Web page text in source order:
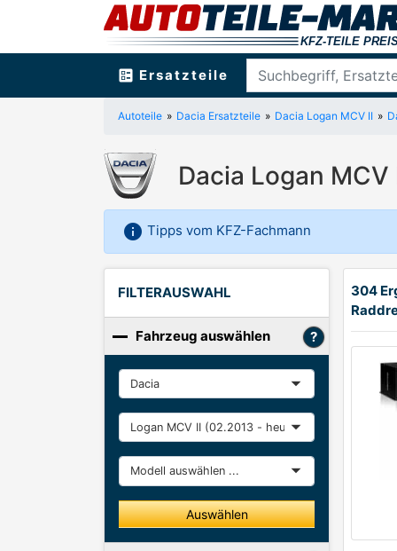
ballot Ersatzteile
Autoteile Dacia Ersatzteile Dacia Logan MCV II
Dacia Logan
info Tipps vom KFZ-Fachmann
FILTERAUSWAHL
Fahrzeug auswählen
Hersteller
Baureihe
Modell
Auswählen
304